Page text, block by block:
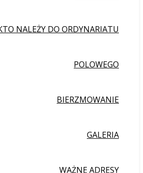
NALEŻY DO ORDYNARIATU
POLOWEGO
BIERZMOWANIE
GALERIA
WAŻNE ADRESY